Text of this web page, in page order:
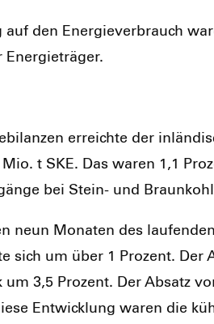
den Ener­gie­ver­brauch
erreich­te der
t SKE. Das waren 1,1
bei Stein- und
neun Mona­ten des
sich um über 1 Pro­zent.
3,5 Pro­zent. Der Absatz
Ent­wick­lung waren die